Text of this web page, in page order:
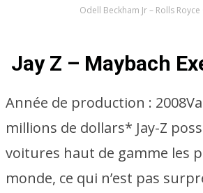
Odell Beckham Jr – Rolls Royce
Jay Z – Maybach
Année de production : 2008
millions de dollars* Jay-Z
voitures haut de gamme les
monde, ce qui n’est pas